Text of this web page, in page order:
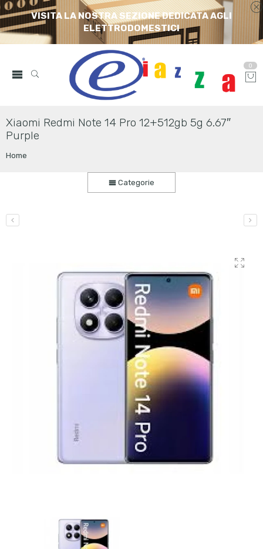
VISITA LA NOSTRA SEZIONE DEDICATA AGLI
ELETTRODOMESTICI
0
Xiaomi Redmi Note 14 Pro 12+512gb 5g 6.67″
Purple
Home
Categorie